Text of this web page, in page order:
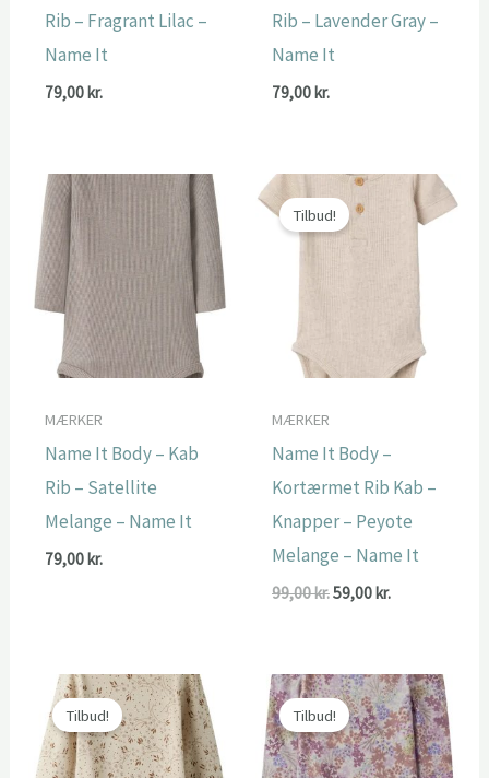
Rib – Fragrant Lilac –
Name It
79,00kr.
Rib – Lavender Gray –
Name It
79,00kr.
MÆRKER
Name It Body – Kab
Rib – Satellite
Melange – Name It
79,00kr.
Tilbud!
MÆRKER
Name It Body –
Kortærmet Rib Kab –
Knapper – Peyote
Melange – Name It
99,00kr.Den
99,00 kr..
59,00kr.Den
59,00 kr..
Tilbud!
Tilbud!